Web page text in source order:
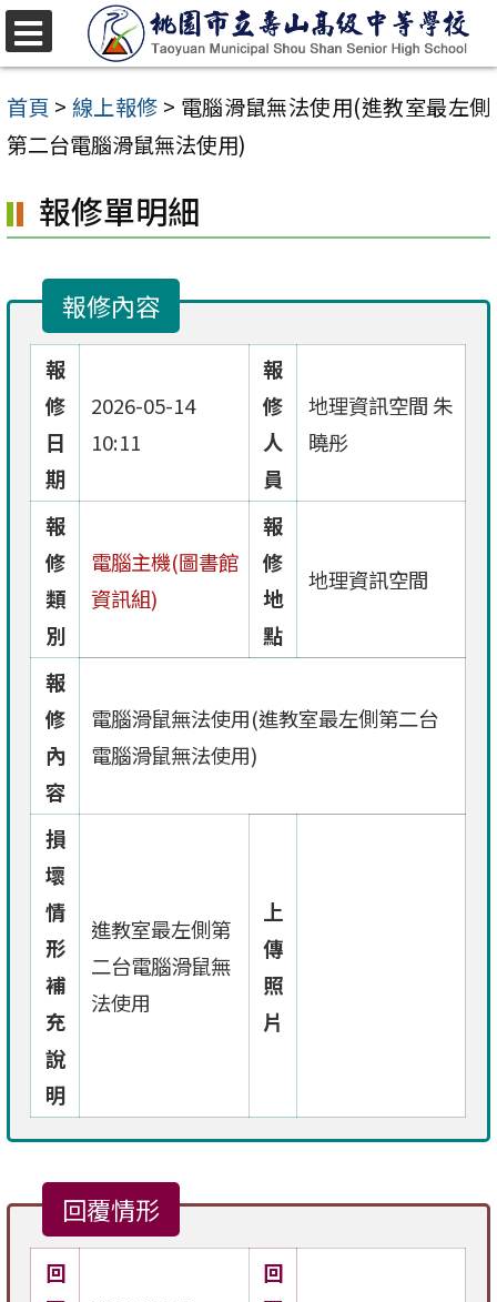
跳
至
主
要
容
區
首頁 > 線上報修 > 電腦滑鼠無法使用(進教室最左側
第二台電腦滑鼠無法使用)
報修單明細
報修內容
報
修
日
期
2026-05-14
10:11
報
修
人
員
地理資訊空間 朱
曉彤
報
修
類
別
電腦主機(圖書館
資訊組)
報
修
地
點
地理資訊空間
報
修
內
容
電腦滑鼠無法使用(進教室最左側第二台
電腦滑鼠無法使用)
損
壞
情
形
補
充
說
明
進教室最左側第
二台電腦滑鼠無
法使用
上
傳
照
片
回覆情形
回
回
選
單